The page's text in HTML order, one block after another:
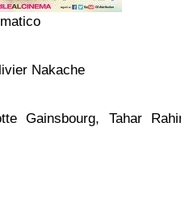
Nakache
Gainsbourg, Tahar